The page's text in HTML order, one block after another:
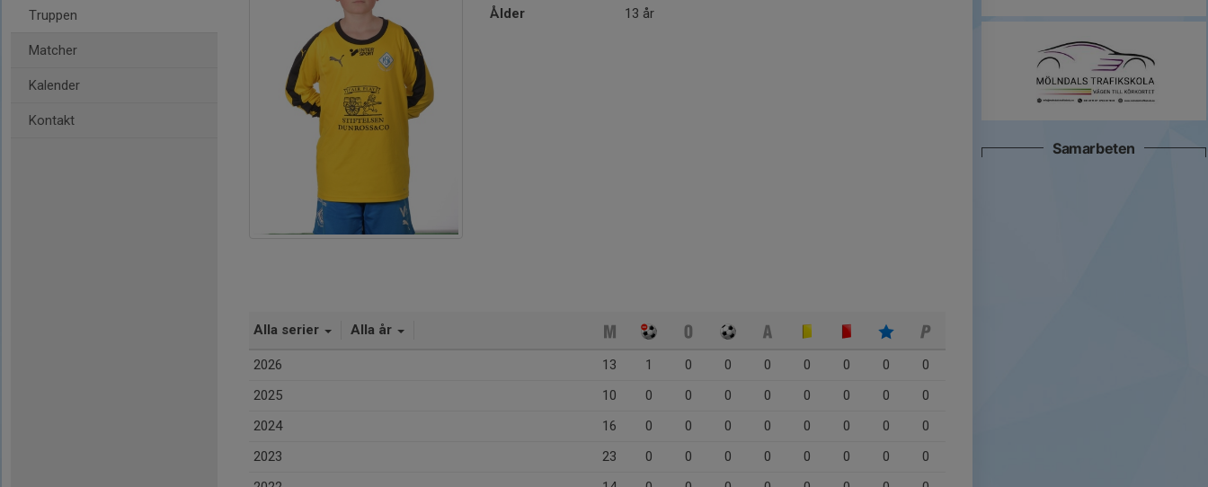
Truppen
Matcher
Kalender
Kontakt
Ålder
13 år
Alla serier Alla år
2026 13 1 0 0 0 0 0 0
0
2025
10 0 0 0 0 0 0 0
0
2024
16 0 0 0 0 0 0 0
0
2023
23 0 0 0 0 0 0 0
0
Samarbeten